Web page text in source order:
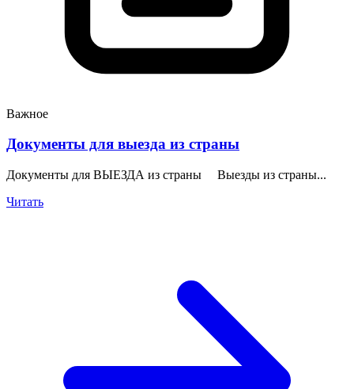
Важное
Документы для выезда из страны
Документы для ВЫЕЗДА из страны Выезды из страны...
Читать